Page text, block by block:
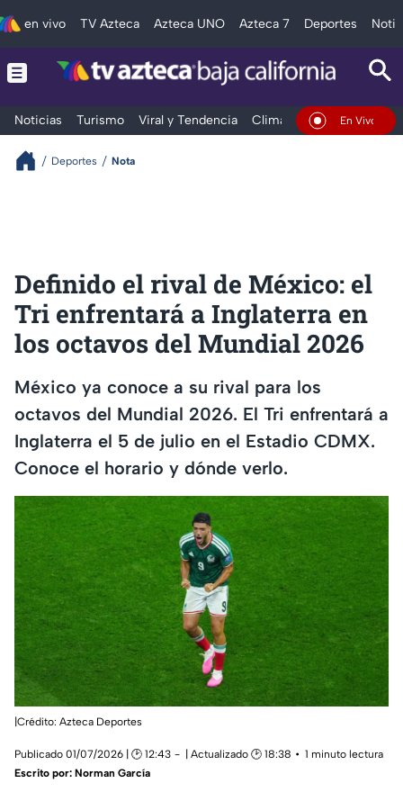
en vivo TV Azteca Azteca UNO Azteca 7 Deportes
Noticias Turismo Viral y Tendencia Clima Deportes
En Vivo
Deportes Nota
Definido el rival de México: el
Tri enfrentará a Inglaterra en
los octavos del Mundial 2026
México ya conoce a su rival para los
octavos del Mundial 2026. El Tri enfrentará a
Inglaterra el 5 de julio en el Estadio CDMX.
Conoce el horario y dónde verlo.
|Crédito: Azteca Deportes
Publicado 01/07/2026 | 🕑 12:43 | Actualizado 🕑 18:38
1 minuto lectura
Escrito por: Norman García